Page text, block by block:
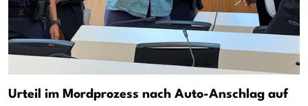
Urteil im Mordprozess nach Auto-Anschlag auf